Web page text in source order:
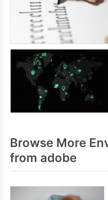
Browse More
from adobe